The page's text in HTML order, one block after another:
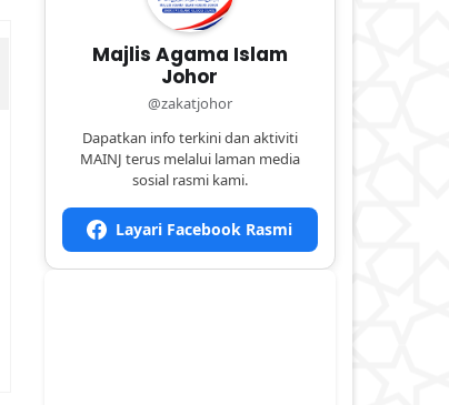
Majlis Agama Islam
Johor
@zakatjohor
Dapatkan info terkini dan aktiviti
MAINJ terus melalui laman media
sosial rasmi kami.
Layari Facebook Rasmi